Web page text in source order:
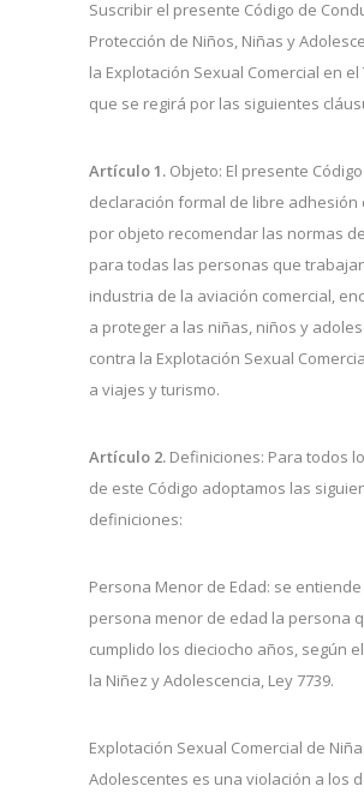
Suscribir el presente Código de
Protección de Niños, Niñas y
la Explotación Sexual Comercial en el
que se regirá por las siguientes
Artículo 1. Objeto: El presente
declaración formal de libre adhesión
por objeto recomendar las normas
para todas las personas que
industria de la aviación comercial,
a proteger a las niñas, niños y
contra la Explotación Sexual
a viajes y turismo.
Artículo 2. Definiciones: Para todos
de este Código adoptamos las
definiciones:
Persona Menor de Edad: se
persona menor de edad la persona
cumplido los dieciocho años, según
la Niñez y Adolescencia, Ley 7739.
Explotación Sexual Comercial de
Adolescentes es una violación a los